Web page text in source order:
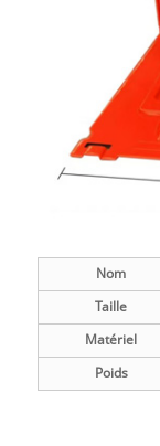
Nom
Taille
Matériel
Poids